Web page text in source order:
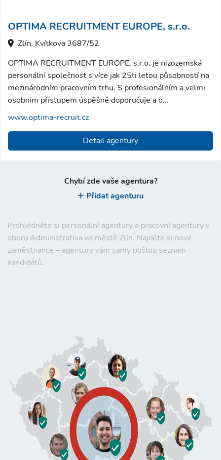
Prohlédněte si personální agentury a pracovní agentury v
oboru Administrativa ve městě Zlín. Najděte si nové
zaměstnance – agentury vám samy pošlou seznam
kandidátů.
OPTIMA RECRUITMENT EUROPE, s.r.o.
Zlín, Kvítkova 3687/52
OPTIMA RECRUITMENT EUROPE, s.r.o. je nizozemská
personální společnost s více jak 25ti letou působností na
mezinárodním pracovním trhu. S profesionálním a velmi
osobním přístupem úspěšně doporučuje a o...
www.optima-recruit.cz
Detail agentury
Chybí zde vaše agentura?
Přidat agenturu